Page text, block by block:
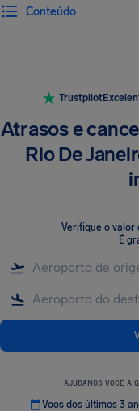
Conteúdo
Trustpilot
Atrasos e
Rio De
Verifique o valor
É
AJUDAMOS VOCÊ A
Voos dos últimos 3